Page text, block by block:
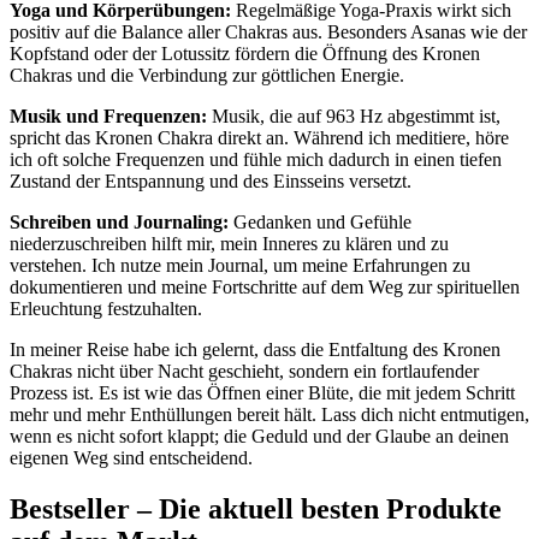
Yoga und Körperübungen: Regelmäßige Yoga-Praxis wirkt sich
positiv auf die Balance aller Chakras ‌aus. Besonders Asanas wie der
Kopfstand oder der Lotussitz fördern die ​Öffnung des⁤ Kronen
Chakras und die Verbindung zur göttlichen Energie.
Musik ⁤und Frequenzen: Musik, die ⁤auf 963 Hz abgestimmt ist,
spricht das Kronen Chakra direkt an. Während ich meditiere, höre
ich oft solche Frequenzen und fühle mich dadurch in einen tiefen
Zustand der Entspannung und des Einsseins versetzt.
Schreiben und Journaling: Gedanken und Gefühle
niederzuschreiben hilft mir, mein​ Inneres zu klären und zu
verstehen. ​Ich nutze mein Journal, um meine Erfahrungen zu
dokumentieren und meine Fortschritte ⁤auf dem Weg zur spirituellen
Erleuchtung​ festzuhalten.
In meiner Reise habe ich gelernt, dass die Entfaltung des Kronen
Chakras ‌nicht über Nacht geschieht, sondern ein fortlaufender
Prozess ist. Es ist wie das Öffnen einer Blüte, die mit jedem Schritt
mehr und ⁣mehr Enthüllungen bereit hält. Lass dich nicht ⁤entmutigen,
wenn ​es nicht sofort klappt; die Geduld und⁣ der Glaube an deinen
eigenen Weg sind entscheidend.
Bestseller – Die⁢ aktuell‌ besten⁣ Produkte